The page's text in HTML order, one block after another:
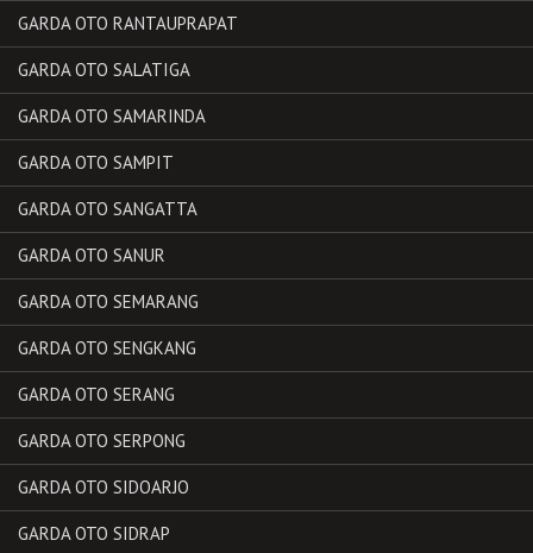
GARDA OTO RANTAUPRAPAT
GARDA OTO SALATIGA
GARDA OTO SAMARINDA
GARDA OTO SAMPIT
GARDA OTO SANGATTA
GARDA OTO SANUR
GARDA OTO SEMARANG
GARDA OTO SENGKANG
GARDA OTO SERANG
GARDA OTO SERPONG
GARDA OTO SIDOARJO
GARDA OTO SIDRAP